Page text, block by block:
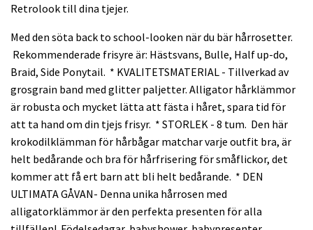
Retrolook till dina tjejer.
Med den söta back to school-looken när du bär hårrosetter.
Rekommenderade frisyre är: Hästsvans, Bulle, Half up-do,
Braid, Side Ponytail. * KVALITETSMATERIAL - Tillverkad av
grosgrain band med glitter paljetter. Alligator hårklämmor
är robusta och mycket lätta att fästa i håret, spara tid för
att ta hand om din tjejs frisyr. * STORLEK - 8 tum. Den här
krokodilklämman för hårbågar matchar varje outfit bra, är
helt bedårande och bra för hårfrisering för småflickor, det
kommer att få ert barn att bli helt bedårande. * DEN
ULTIMATA GÅVAN- Denna unika hårrosen med
alligatorklämmor är den perfekta presenten för alla